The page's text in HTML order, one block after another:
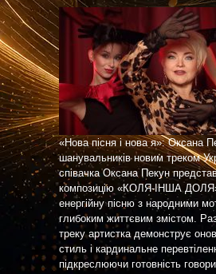
«Нова пісня і нова я»: Оксана
шанувальників новим треком
співачка Оксана Пекун
композицію «КОЛЯ-ІНША
енергійну пісню з народними
глибоким життєвим змістом.
треку артистка демонструє
стиль і кардинальне
підкреслюючи готовність